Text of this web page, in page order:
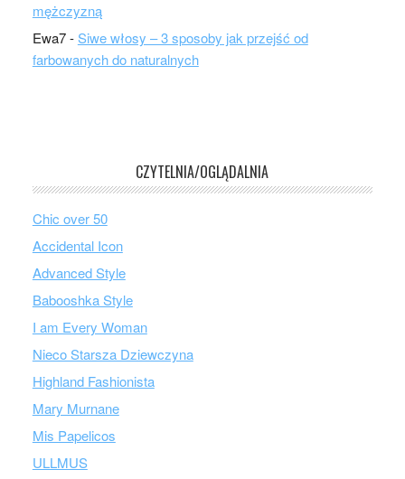
mężczyzną
Ewa7-Siwe włosy – 3 sposoby jak przejść od
farbowanych do naturalnych
CZYTELNIA/OGLĄDALNIA
Chic over 50
Accidental Icon
Advanced Style
Babooshka Style
I am Every Woman
Nieco Starsza Dziewczyna
Highland Fashionista
Mary Murnane
Mis Papelicos
ULLMUS